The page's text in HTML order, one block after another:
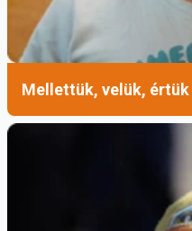
A lelkigyakorlat
Helyszín:
Program:
Részvételi díj
tartalmazza
Mellettük, velük, értük